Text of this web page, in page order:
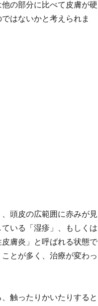
の部分に比べて皮膚が硬
はないかと考えられま
頭皮の広範囲に赤みが見
いる「湿疹」、もしくは
膚炎」と呼ばれる状態で
とが多く、治療が変わっ
触ったりかいたりすると